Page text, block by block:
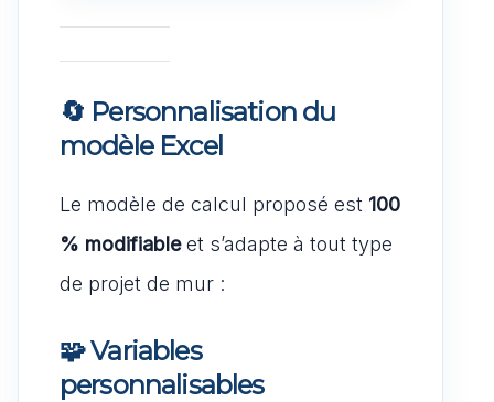
🔄 Personnalisation du
modèle Excel
Le modèle de calcul proposé est 100
% modifiableet s’adapte à tout type
de projet de mur :
🧩Variables
personnalisables